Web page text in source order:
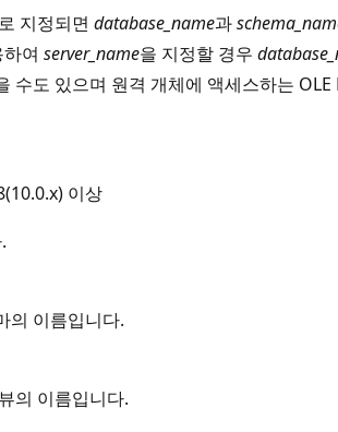
지정되면 database_name과
여 server_name을 지정할 경우
수도 있으며 원격 개체에 액세스하는
이상
의 이름입니다.
의 이름입니다.